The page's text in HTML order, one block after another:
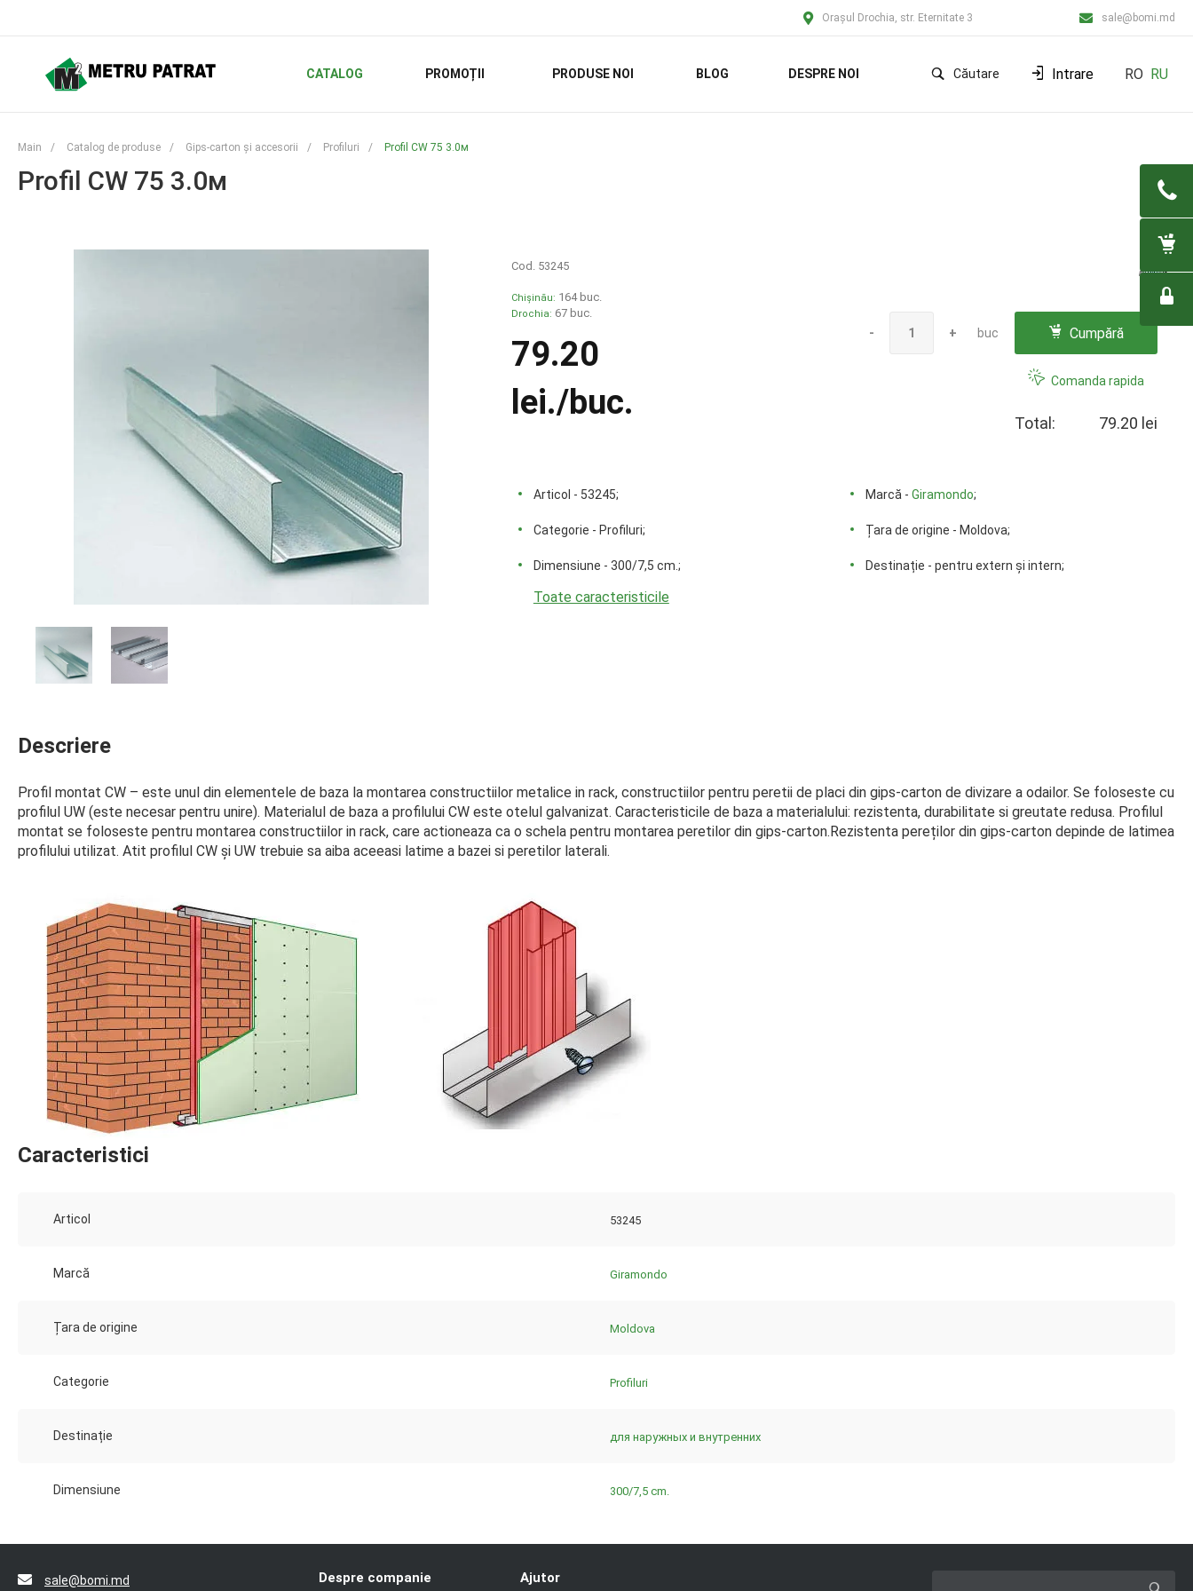
Orașul Drochia, str. Eternitate 3 sale@bomi.md
CATALOG PROMOȚII PRODUSE NOI BLOG DESPRE NOI Căutare Intrare RO RU
Main / Catalog de produse / Gips-carton și accesorii / Profiluri / Profil CW 75 3.0м
Profil CW 75 3.0м
Cod. 53245
Chișinău: 164 buc.
Drochia: 67 buc.
79.20
lei./buc.
- + buc Cumpără
Comanda rapida
Total: 79.20 lei
Articol - 53245; Marcă - Giramondo;
Categorie - Profiluri; Țara de origine - Moldova;
Dimensiune - 300/7,5 cm.; Destinație - pentru extern și intern;
Toate caracteristicile
Descriere
Profil montat CW – este unul din elementele de baza la montarea constructiilor metalice in rack, constructiilor pentru peretii de placi din gips-carton de divizare a odailor. Se foloseste cu
profilul UW (este necesar pentru unire). Materialul de baza a profilului CW este otelul galvanizat. Caracteristicile de baza a materialului: rezistenta, durabilitate si greutate redusa. Profilul
montat se foloseste pentru montarea constructiilor in rack, care actioneaza ca o schela pentru montarea peretilor din gips-carton.Rezistenta pereților din gips-carton depinde de latimea
profilului utilizat. Atit profilul CW și UW trebuie sa aiba aceeasi latime a bazei si peretilor laterali.
Caracteristici
Articol 53245
Marcă Giramondo
Țara de origine Moldova
Categorie Profiluri
Destinație для наружных и внутренних
Dimensiune 300/7,5 cm.
sale@bomi.md Despre companie Ajutor